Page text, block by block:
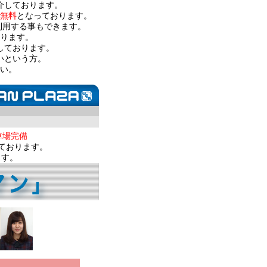
ております。
料となっております。
する事もできます。
ます。
おります。
いう方。
。
場完備
おります。
。